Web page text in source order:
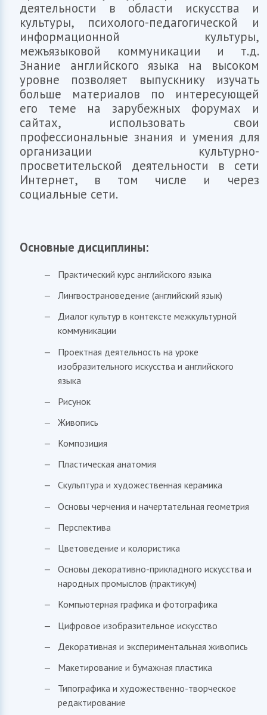
деятельности в области искусства и
культуры, психолого-педагогической и
информационной культуры,
межъязыковой коммуникации и т.д.
Знание английского языка на высоком
уровне позволяет выпускнику изучать
больше материалов по интересующей
его теме на зарубежных форумах и
сайтах, использовать свои
профессиональные знания и умения для
организации культурно-
просветительской деятельности в сети
Интернет, в том числе и через
социальные сети.
Основные дисциплины:
Практический курс английского языка
Лингвострановедение (английский язык)
Диалог культур в контексте межкультурной
коммуникации
Проектная деятельность на уроке
изобразительного искусства и английского
языка
Рисунок
Живопись
Композиция
Пластическая анатомия
Скульптура и художественная керамика
Основы черчения и начертательная геометрия
Перспектива
Цветоведение и колористика
Основы декоративно-прикладного искусства и
народных промыслов (практикум)
Компьютерная графика и фотографика
Цифровое изобразительное искусство
Декоративная и экспериментальная живопись
Макетирование и бумажная пластика
Типографика и художественно-творческое
редактирование